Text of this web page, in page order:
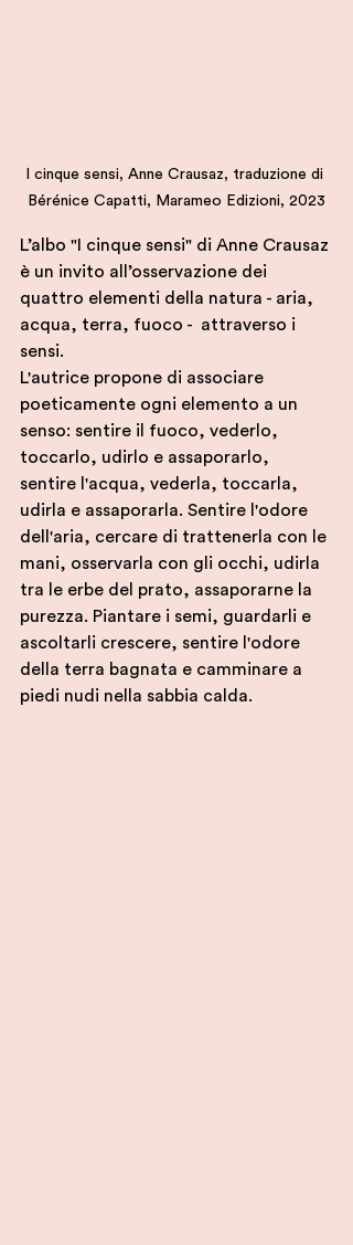
I cinque sensi, Anne Crausaz, traduzione di
Bérénice Capatti, Marameo Edizioni, 2023
L’albo "I cinque sensi" di Anne Crausaz
è un invito all’osservazione dei
quattro elementi della natura - aria,
acqua, terra, fuoco -  attraverso i
sensi.
L'autrice propone di associare
poeticamente ogni elemento a un
senso: sentire il fuoco, vederlo,
toccarlo, udirlo e assaporarlo,
sentire l'acqua, vederla, toccarla,
udirla e assaporarla. Sentire l'odore
dell'aria, cercare di trattenerla con le
mani, osservarla con gli occhi, udirla
tra le erbe del prato, assaporarne la
purezza. Piantare i semi, guardarli e
ascoltarli crescere, sentire l'odore
della terra bagnata e camminare a
piedi nudi nella sabbia calda.